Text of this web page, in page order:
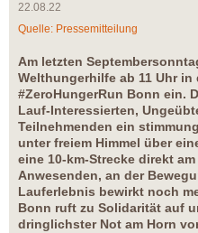
22.08.22
Quelle: Pressemitteilung
Am letzten
Welthungerhilfe ab 11 Uhr in
#ZeroHungerRun Bonn ein.
Lauf-Interessierten,
Teilnehmenden ein
unter freiem Himmel über
eine 10-km-Strecke direkt
Anwesenden, an der
Lauferlebnis bewirkt noch
Bonn ruft zu Solidarität auf
dringlichster Not am Horn